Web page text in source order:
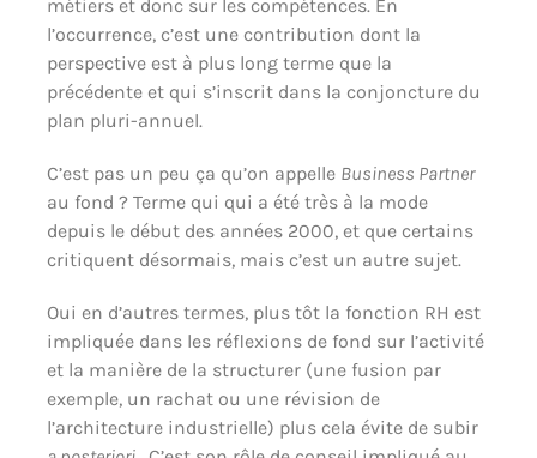
métiers et donc sur les compétences. En
l’occurrence, c’est une contribution dont la
perspective est à plus long terme que la
précédente et qui s’inscrit dans la conjoncture du
plan pluri-annuel.
C’est pas un peu ça qu’on appelle Business Partner
au fond ? Terme qui qui a été très à la mode
depuis le début des années 2000, et que certains
critiquent désormais, mais c’est un autre sujet.
Oui en d’autres termes, plus tôt la fonction RH est
impliquée dans les réflexions de fond sur l’activité
et la manière de la structurer (une fusion par
exemple, un rachat ou une révision de
l’architecture industrielle) plus cela évite de subir